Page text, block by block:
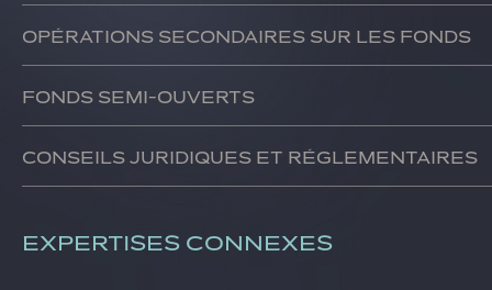
Opérations secondaires sur les fonds
Fonds semi-ouverts
Conseils juridiques et réglementaires
EXPERTISES CONNEXES